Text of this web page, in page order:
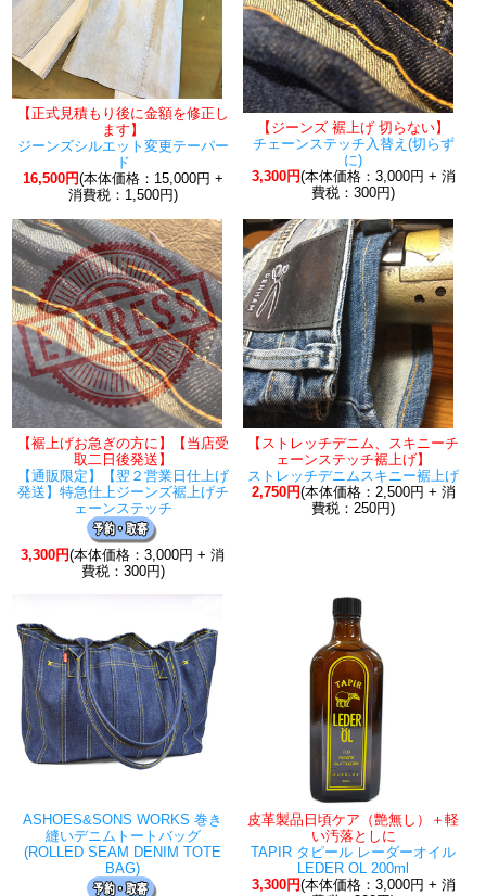
【正式見積もり後に金額を修正し
ます】
ジーンズシルエット変更テーパー
ド
16,500円(本体価格：15,000円 +
消費税：1,500円)
【ジーンズ 裾上げ 切らない】
チェーンステッチ入替え(切らず
に)
3,300円(本体価格：3,000円 + 消
費税：300円)
【裾上げお急ぎの方に】【当店受
取二日後発送】
【通販限定】【翌２営業日仕上げ
発送】特急仕上ジーンズ裾上げチ
ェーンステッチ
3,300円(本体価格：3,000円 + 消
費税：300円)
【ストレッチデニム、スキニーチ
ェーンステッチ裾上げ】
ストレッチデニムスキニー裾上げ
2,750円(本体価格：2,500円 + 消
費税：250円)
ASHOES&SONS WORKS 巻き
縫いデニムトートバッグ
(ROLLED SEAM DENIM TOTE
BAG)
皮革製品日頃ケア（艶無し）＋軽
い汚落としに
TAPIR タピール レーダーオイル
LEDER OL 200ml
3,300円(本体価格：3,000円 + 消